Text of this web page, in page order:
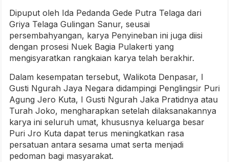
Dipuput oleh Ida Pedanda Gede Putra Telaga dari
Griya Telaga Gulingan Sanur, seusai
persembahyangan, karya Penyineban ini juga diisi
dengan prosesi Nuek Bagia Pulakerti yang
mengisyaratkan rangkaian karya telah berakhir.
Dalam kesempatan tersebut, Walikota Denpasar, I
Gusti Ngurah Jaya Negara didampingi Penglingsir Puri
Agung Jero Kuta, I Gusti Ngurah Jaka Pratidnya atau
Turah Joko, mengharapkan setelah dilaksanakannya
karya ini seluruh umat, khususnya keluarga besar
Puri Jro Kuta dapat terus meningkatkan rasa
persatuan antara sesama umat serta menjadi
pedoman bagi masyarakat.